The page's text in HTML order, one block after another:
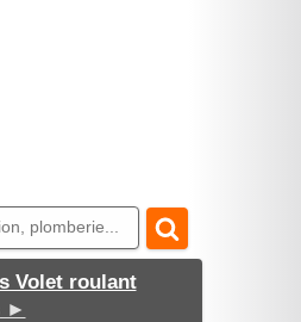
Volet roulant
►